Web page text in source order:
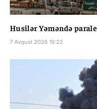
Husilər Yəməndə
7 Avqust 2026 19:22